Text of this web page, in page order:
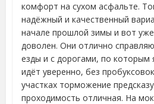
комфорт на сухом асфальте.
надёжный и качественный
начале прошлой зимы и вот
доволен. Они отлично
езды и с дорогами, по которым
идёт уверенно, без
участках торможение
проходимость отличная. На